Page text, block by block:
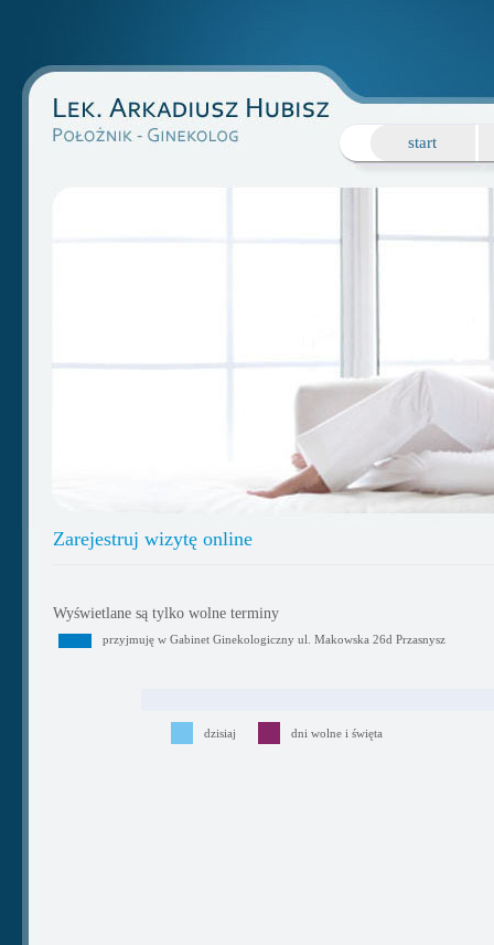
start
Zarejestruj wizytę online
Wyświetlane są tylko wolne terminy
przyjmuję w Gabinet Ginekologiczny ul. Makowska 26d Przasnysz
dzisiaj dni wolne i święta